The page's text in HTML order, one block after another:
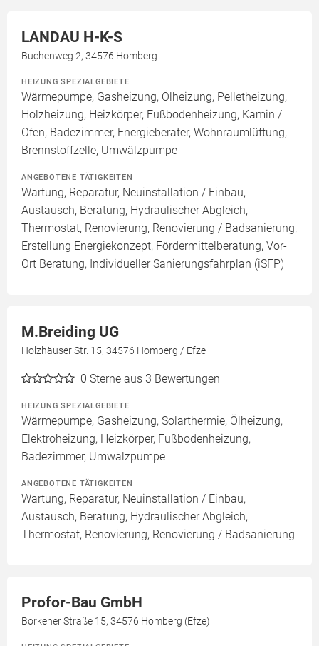
LANDAU H-K-S
Buchenweg 2, 34576 Homberg
HEIZUNG SPEZIALGEBIETE
Wärmepumpe, Gasheizung, Ölheizung, Pelletheizung,
Holzheizung, Heizkörper, Fußbodenheizung, Kamin /
Ofen, Badezimmer, Energieberater, Wohnraumlüftung,
Brennstoffzelle, Umwälzpumpe
ANGEBOTENE TÄTIGKEITEN
Wartung, Reparatur, Neuinstallation / Einbau,
Austausch, Beratung, Hydraulischer Abgleich,
Thermostat, Renovierung, Renovierung / Badsanierung,
Erstellung Energiekonzept, Fördermittelberatung, Vor-
Ort Beratung, Individueller Sanierungsfahrplan (iSFP)
M.Breiding UG
Holzhäuser Str. 15, 34576 Homberg / Efze
0 Sterne aus 3 Bewertungen
HEIZUNG SPEZIALGEBIETE
Wärmepumpe, Gasheizung, Solarthermie, Ölheizung,
Elektroheizung, Heizkörper, Fußbodenheizung,
Badezimmer, Umwälzpumpe
ANGEBOTENE TÄTIGKEITEN
Wartung, Reparatur, Neuinstallation / Einbau,
Austausch, Beratung, Hydraulischer Abgleich,
Thermostat, Renovierung, Renovierung / Badsanierung
Profor-Bau GmbH
Borkener Straße 15, 34576 Homberg (Efze)